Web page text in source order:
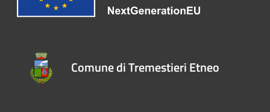
Comune di Tremestieri Etneo